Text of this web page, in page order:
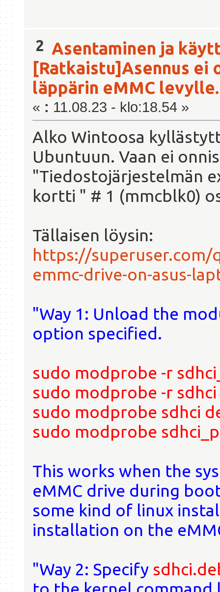
2 Asentaminen ja
[Ratkaistu]Asennus ei
läppärin eMMC levylle.
« : 11.08.23 - klo:18.54 »
Alko Wintoosa
Ubuntuun. Vaan ei
"Tiedostojärjestelmän
kortti " # 1 (mmcblk0)
Tällaisen löysin:
https://superuser.com/
emmc-drive-on-asus-
"Way 1: Unload the
option specified.
sudo modprobe -r
sudo modprobe -r sdhci
sudo modprobe sdhci
sudo modprobe
This works when the
eMMC drive during
some kind of linux
installation on the
"Way 2: Specify